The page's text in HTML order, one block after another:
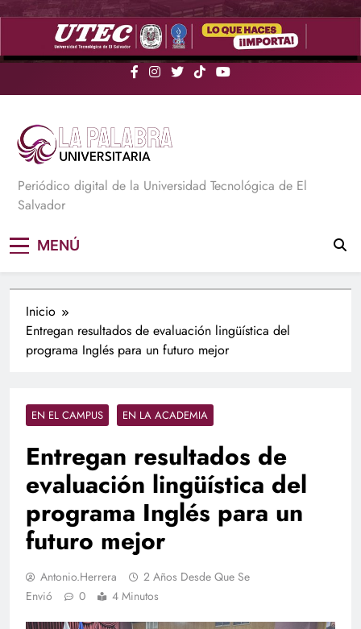
Saltar
La Palabra Universitaria
Periódico digital de la Universidad Tecnológica de El
Salvador
MENÚ
Inicio
Entregan resultados de evaluación lingüística del
programa Inglés para un futuro mejor
EN EL CAMPUS EN LA ACADEMIA
Entregan resultados de
evaluación lingüística del
programa Inglés para un
futuro mejor
Antonio.herrera
2 Años Desde Que Se
Envió
0 4 Minutos